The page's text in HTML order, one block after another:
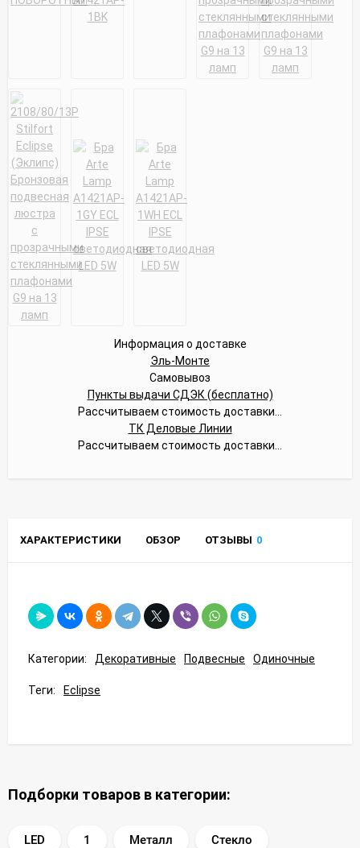
Информация о доставке
Эль-Монте
Самовывоз
Пункты выдачи СДЭК (бесплатно)
Рассчитываем стоимость доставки...
ТК Деловые Линии
Рассчитываем стоимость доставки...
ХАРАКТЕРИСТИКИ ОБЗОР ОТЗЫВЫ 0
Категории: Декоративные Подвесные Одиночные
Теги: Eclipse
Подборки товаров в категории:
LED 1 Металл Стекло